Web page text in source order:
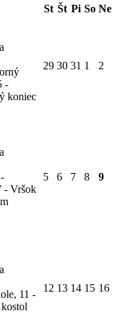
St Št Pi So Ne
-
koniec
29 30 31 1 2
- Vršok
5 6 7 8 9
11 -
12 13 14 15 16